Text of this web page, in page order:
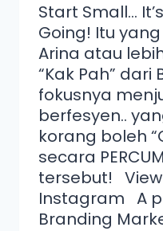
Start Small…
Going! Itu
Arina atau
“Kak Pah” dari
fokusnya
berfesyen..
korang boleh
secara
tersebut!
Instagram A
Branding